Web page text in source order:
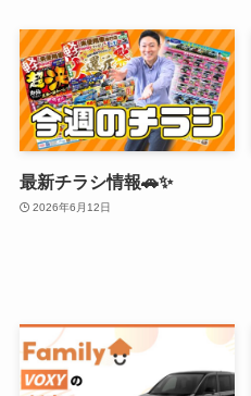
最新チラシ情報🚗✨
2026年6月12日